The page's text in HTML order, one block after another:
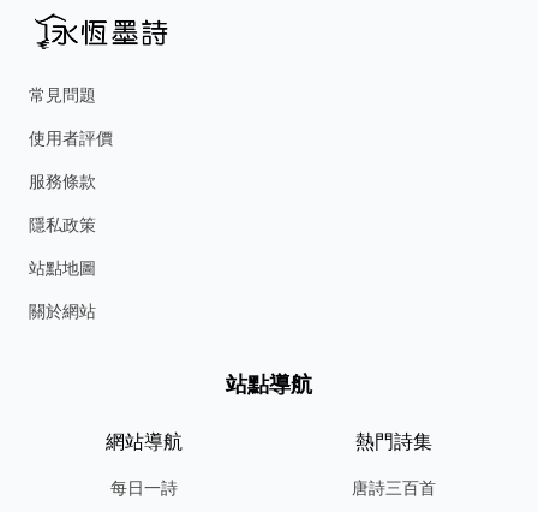
常見問題
使用者評價
服務條款
隱私政策
站點地圖
關於網站
站點導航
網站導航
每日一詩
熱門詩集
唐詩三百首